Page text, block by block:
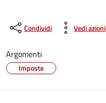
Condividi Vedi azioni
Argomenti
Imposte